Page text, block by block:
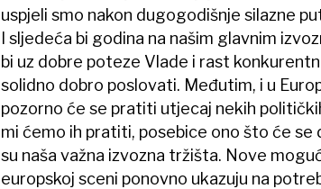
uspjeli smo nakon dugogodišnje silazne
I sljedeća bi godina na našim glavnim
bi uz dobre poteze Vlade i rast
solidno dobro poslovati. Međutim, i u
pozorno će se pratiti utjecaj nekih
mi ćemo ih pratiti, posebice ono što će se
su naša važna izvozna tržišta. Nove
europskoj sceni ponovno ukazuju na